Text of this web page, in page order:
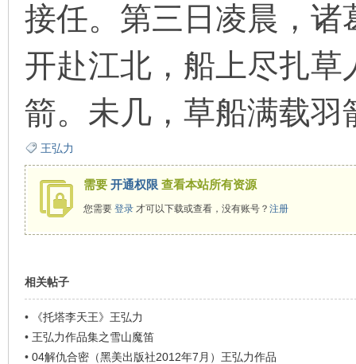
接任。第三日凌晨，
开赴江北，船上尽扎
箭。未几，草船满载羽
王弘力
需要 开通权限 查看本站所有资源
您需要 登录才可以下载或查看，没有账号？ 注册
相关帖子
•
《托塔李天王》王弘力
• 王弘力作品集之雪山魔笛
• 04解仇合密（黑美出版社2012年7月）王弘力作品